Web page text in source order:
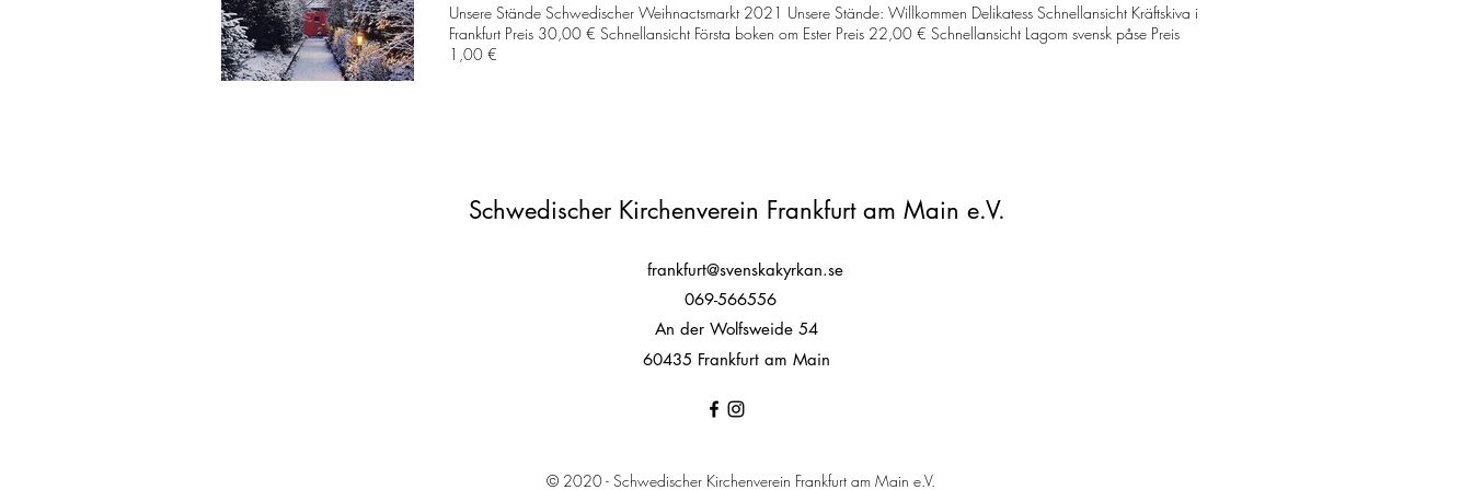
Unsere Stände Schwedischer Weihnactsmarkt 2021 Unsere Stände: Willkommen Delikatess Schnellansicht Kräftskiva i
Frankfurt Preis 30,00 € Schnellansicht Första boken om Ester Preis 22,00 € Schnellansicht Lagom svensk påse Preis
1,00 €
Schwedischer Kirchenverein Frankfurt am Main e.V.
frankfurt@svenskakyrkan.se
069-566556
An der Wolfsweide 54
60435 Frankfurt am Main
© 2020 - Schwedischer Kirchenverein Frankfurt am Main e.V.